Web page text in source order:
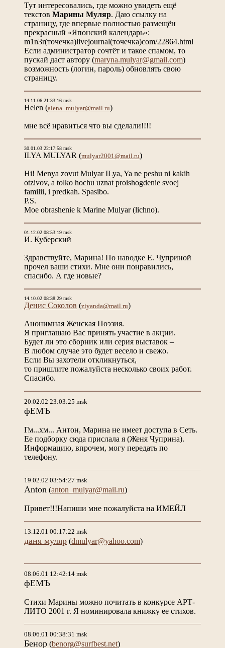
Тут интересовались, где можно увидеть ещё
текстов Марины Муляр. Даю ссылку на
страницу, где впервые полностью размещён
прекрасный «Японский календарь»:
m1n3r(точечка)livejournal(точечка)com/22864.html
Если администратор сочтёт и такое спамом, то
пускай даст автору (maryna.mulyar@gmail.com)
возможность (логин, пароль) обновлять свою
страницу.
14.11.06 21:33:16 msk
Helen (alena_mulyar@mail.ru)
мне всё нравиться что вы сделали!!!!
30.01.03 22:17:58 msk
ILYA MULYAR (mulyar2001@mail.ru)
Hi! Menya zovut Mulyar ILya, Ya ne peshu ni kakih
otzivov, a tolko hochu uznat proishogdenie svoej
familii, i predkah. Spasibo.
P.S.
Moe obrashenie k Marine Mulyar (lichno).
01.12.02 08:53:19 msk
И. Куберский
Здравствуйте, Марина! По наводке Е. Чуприной
прочел ваши стихи. Мне они понравились,
спасибо. А где новые?
14.10.02 08:38:29 msk
Денис Соколов (ziyanda@mail.ru)
Анонимная Женская Поэзия.
Я приглашаю Вас принять участие в акции.
Будет ли это сборник или серия выставок –
В любом случае это будет весело и свежо.
Если Вы захотели откликнуться,
то пришлите пожалуйста несколько своих работ.
Спасибо.
20.02.02 23:03:25 msk
фЕМЪ
Гм...хм... Антон, Марина не имеет доступа в Сеть.
Ее подборку сюда прислала я (Женя Чуприна).
Информацию, впрочем, могу передать по
телефону.
19.02.02 03:54:27 msk
Anton (anton_mulyar@mail.ru)
Привет!!!Напиши мне пожалуйста на ИМЕЙЛ
13.12.01 00:17:22 msk
даня муляр (dmulyar@yahoo.com)
08.06.01 12:42:14 msk
фЕМЪ
Стихи Марины можно почитать в конкурсе АРТ-
ЛИТО 2001 г. Я номинировала книжку ее стихов.
08.06.01 00:38:31 msk
Бенор (benorg@surfbest.net)